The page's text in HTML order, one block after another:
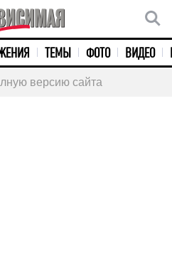
ТЕМЫ ФОТО ВИДЕО
версию сайта